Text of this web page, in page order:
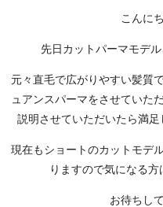
こんに
先日カットパーマモデ
元々直毛で広がりやすい髪質
ュアンスパーマをさせていた
説明させていただいたら満
現在もショートのカットモデ
りますので気になる方
お待ちし